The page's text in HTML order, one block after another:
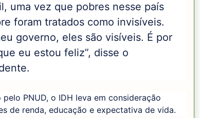
uma vez que pobres nesse país
foram tratados como invisíveis.
governo, eles são visíveis. É por
eu estou feliz”, disse o
pelo PNUD, o IDH leva em consideração
de renda, educação e expectativa de vida.